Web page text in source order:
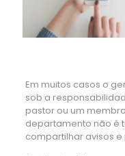
Em muitos casos o
sob a
pastor ou um
departamento não é
compartilhar avisos